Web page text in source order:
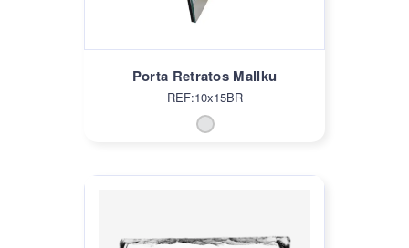
Porta Retratos Mallku
REF:10x15BR